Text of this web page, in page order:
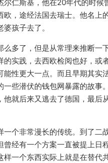
尔仁斯基，他在20年代的时候
欧，途经法国去瑞士。他名上
孩子去了。
么多了，但是从常理来推断一
的实践，去西欧检阅也好，或
能性更大一点。而且早期其实
一些潜伏的钱包网暴露的故事
他就后来又逃去了德国，最后
一个非常漫长的传统。到了二
曾经有一个方案一直被提上日
样一个东西实际上就是在替代